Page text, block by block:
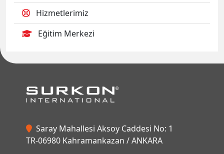
Hizmetlerimiz
Eğitim Merkezi
Saray Mahallesi Aksoy Caddesi No: 1
TR-06980 Kahramankazan / ANKARA